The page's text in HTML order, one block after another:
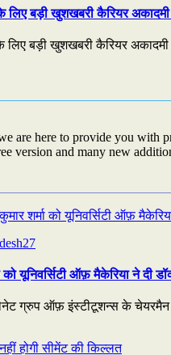
लिए बड़ी खुशखबरी कैरियर अकादमी
लिए बड़ी खुशखबरी कैरियर अकादमी
are here to provide you with
version and many new
को यूनिवर्सिटी ऑफ़ मैकेरिया ने दी
ग्रुप ऑफ़ इंस्टीटूशन्स के चेयरमैन